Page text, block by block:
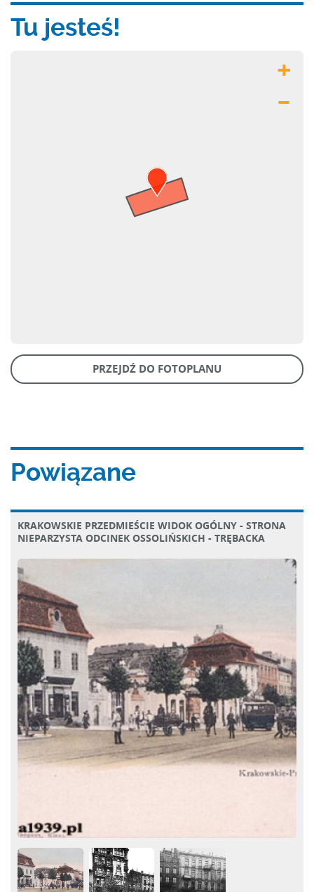
Tu jesteś!
+
–
PRZEJDŹ DO FOTOPLANU
Powiązane
KRAKOWSKIE PRZEDMIEŚCIE WIDOK OGÓLNY - STRONA
NIEPARZYSTA ODCINEK OSSOLIŃSKICH - TRĘBACKA